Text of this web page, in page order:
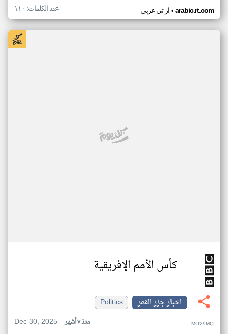
ار تي عربي• arabic.rt.com عدد الكلمات: ١١٠
كأس الأمم الإفريقية
اخبار جزر القمر
Politics
Dec 30, 2025
منذ ٧ أشهر MO29MQ